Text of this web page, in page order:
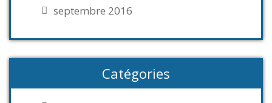
septembre 2016
Catégories